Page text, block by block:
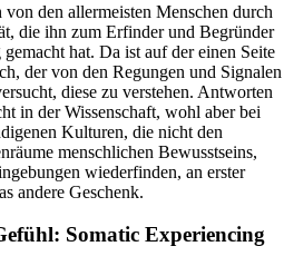
den allermeisten Menschen durch
die ihn zum Erfinder und Begründer
hat. Da ist auf der einen Seite
der von den Regungen und Signalen
diese zu verstehen. Antworten
in der Wissenschaft, wohl aber bei
Kulturen, die nicht den
menschlichen Bewusstseins,
wiederfinden, an erster
andere Geschenk.
Somatic Experiencing